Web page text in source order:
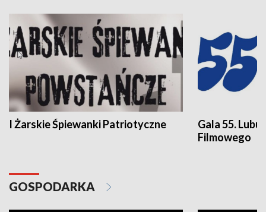
I Żarskie Śpiewanki Patriotyczne
Gala 55.
Filmowego
GOSPODARKA